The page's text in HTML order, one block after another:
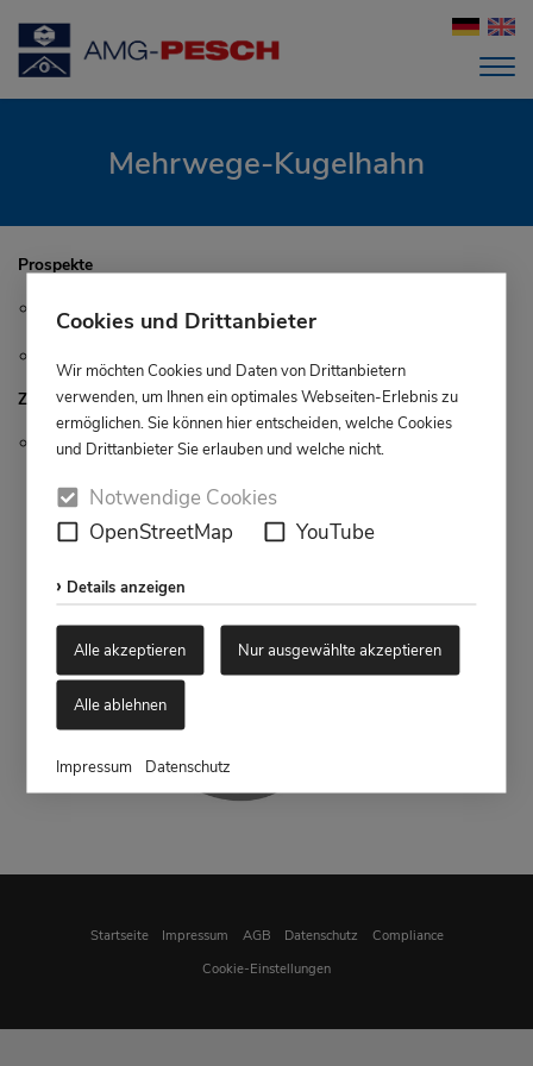
Cookies und Drittanbieter
Wir möchten Cookies und Daten von Drittanbietern
verwenden, um Ihnen ein optimales Webseiten-Erlebnis zu
ermöglichen. Sie können hier entscheiden, welche Cookies
und Drittanbieter Sie erlauben und welche nicht.
Notwendige Cookies
OpenStreetMap
YouTube
Details anzeigen
Alle akzeptieren Nur ausgewählte akzeptieren
Alle ablehnen
Impressum Datenschutz
Mehrwege-Kugelhahn
Prospekte
AbK-Gesamtprogramm.pdf
Zertifikate
TA-Luft.pdf
Startseite Impressum AGB Datenschutz
Compliance
Cookie-Einstellungen